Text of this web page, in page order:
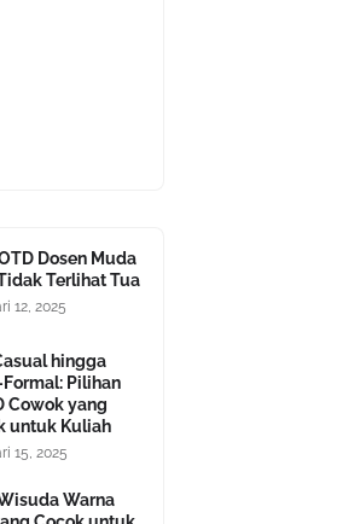
Dosen Muda
Terlihat Tua
12, 2025
hingga
Pilihan
Cowok yang
untuk Kuliah
15, 2025
Warna